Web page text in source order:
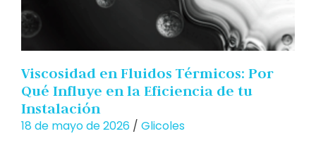
Viscosidad en Fluidos Térmicos: Por
Qué Influye en la Eficiencia de tu
Instalación
18 de mayo de 2026 / Glicoles